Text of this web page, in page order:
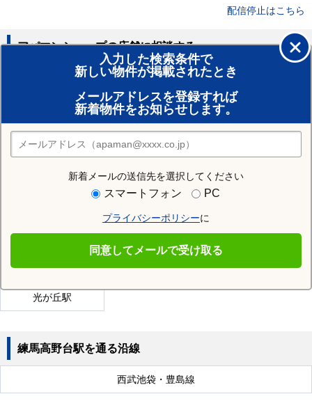
配信停止はこちら
入力した検索条件で
新しい物件が掲載されたとき
メールアドレスを登録すれば
新着物件をお知らせします。
新着メールの送信先を選択してください
スマートフォン PC
プライバシーポリシーに
同意してメールで受け取る
アパマンショップの店舗に相談する
賃貸のプロがお部屋探し！
おまかせ物件リクエスト
住みたい街の店舗を探す
店舗検索
平和台駅
桜台駅 富士見台駅 練馬駅
光が丘駅
練馬高野台駅を通る沿線
西武池袋・豊島線